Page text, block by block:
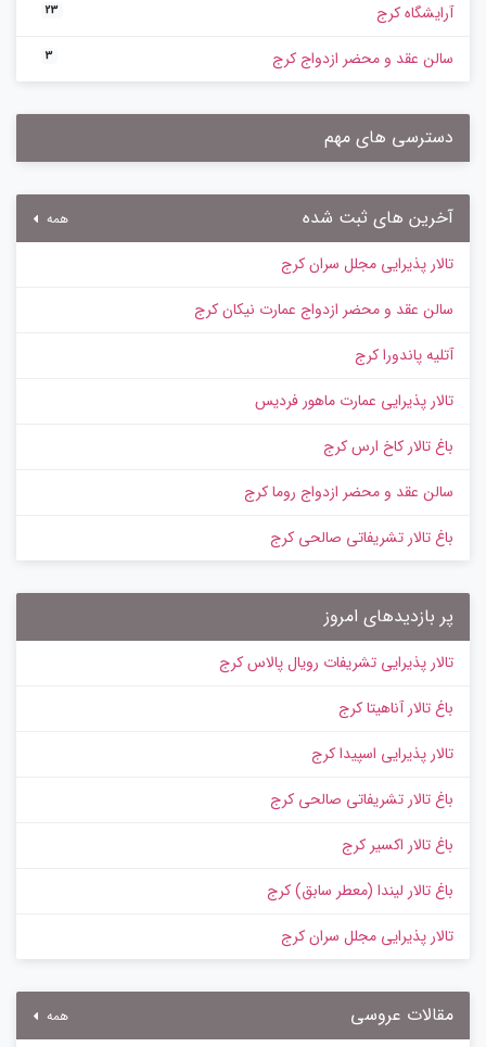
آرایشگاه کرج 23
سالن عقد و محضر ازدواج کرج 3
دسترسی های مهم
آخرین های ثبت شده همه
تالار پذیرایی مجلل سران کرج
سالن عقد و محضر ازدواج عمارت نیکان کرج
آتلیه پاندورا کرج
تالار پذیرایی عمارت ماهور فردیس
باغ تالار کاخ ارس کرج
سالن عقد و محضر ازدواج روما کرج
باغ تالار تشریفاتی صالحی کرج
پر بازدیدهای امروز
تالار پذیرایی تشریفات رویال پالاس کرج
باغ تالار آناهیتا کرج
تالار پذیرایی اسپیدا کرج
باغ تالار تشریفاتی صالحی کرج
باغ تالار اکسیر کرج
باغ تالار لیندا (معطر سابق) کرج
تالار پذیرایی مجلل سران کرج
مقالات عروسی همه